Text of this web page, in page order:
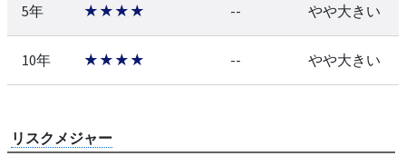
5年 ★★★★ -- やや大きい
10年 ★★★★ -- やや大きい
リスクメジャー